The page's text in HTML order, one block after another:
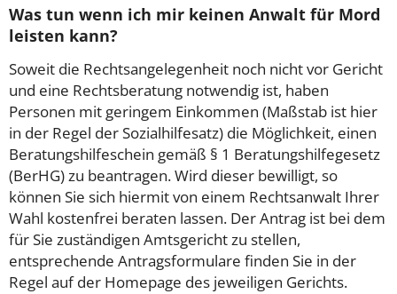
Was tun wenn ich mir keinen Anwalt für Mord
leisten kann?
Soweit die Rechtsangelegenheit noch nicht vor Gericht
und eine Rechtsberatung notwendig ist, haben
Personen mit geringem Einkommen (Maßstab ist hier
in der Regel der Sozialhilfesatz) die Möglichkeit, einen
Beratungshilfeschein gemäß § 1 Beratungshilfegesetz
(BerHG) zu beantragen. Wird dieser bewilligt, so
können Sie sich hiermit von einem Rechtsanwalt Ihrer
Wahl kostenfrei beraten lassen. Der Antrag ist bei dem
für Sie zuständigen Amtsgericht zu stellen,
entsprechende Antragsformulare finden Sie in der
Regel auf der Homepage des jeweiligen Gerichts.